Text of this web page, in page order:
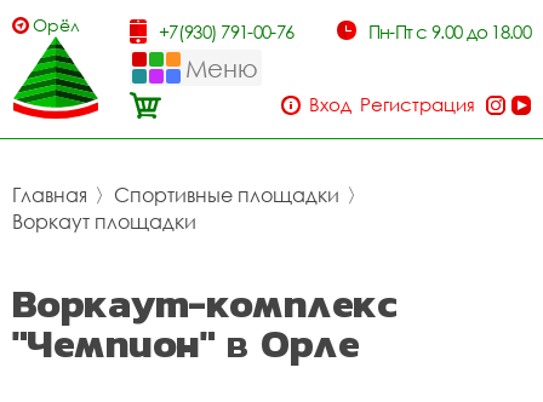
Орёл +7(930) 791-00-76 Пн-Пт с 9.00 до 18.00
Меню
Вход Регистрация
Главная 〉 Спортивные площадки 〉
Воркаут площадки
Воркаут-комплекс
"Чемпион" в Орле